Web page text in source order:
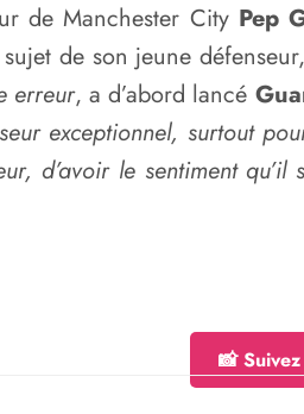
de Manchester City Pep
sujet de son jeune
erreur, a d’abord lancé
exceptionnel, surtout
d’avoir le sentiment
📸